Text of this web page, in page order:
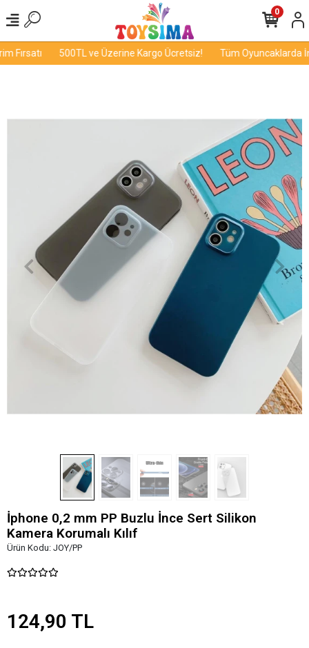
Fırsatı 500TL ve Üzerine Kargo Ücretsiz! Tüm Oyuncaklarda
0
İphone 0,2 mm PP Buzlu İnce Sert Silikon
Kamera Korumalı Kılıf
Ürün Kodu: JOY/PP
124,90 TL